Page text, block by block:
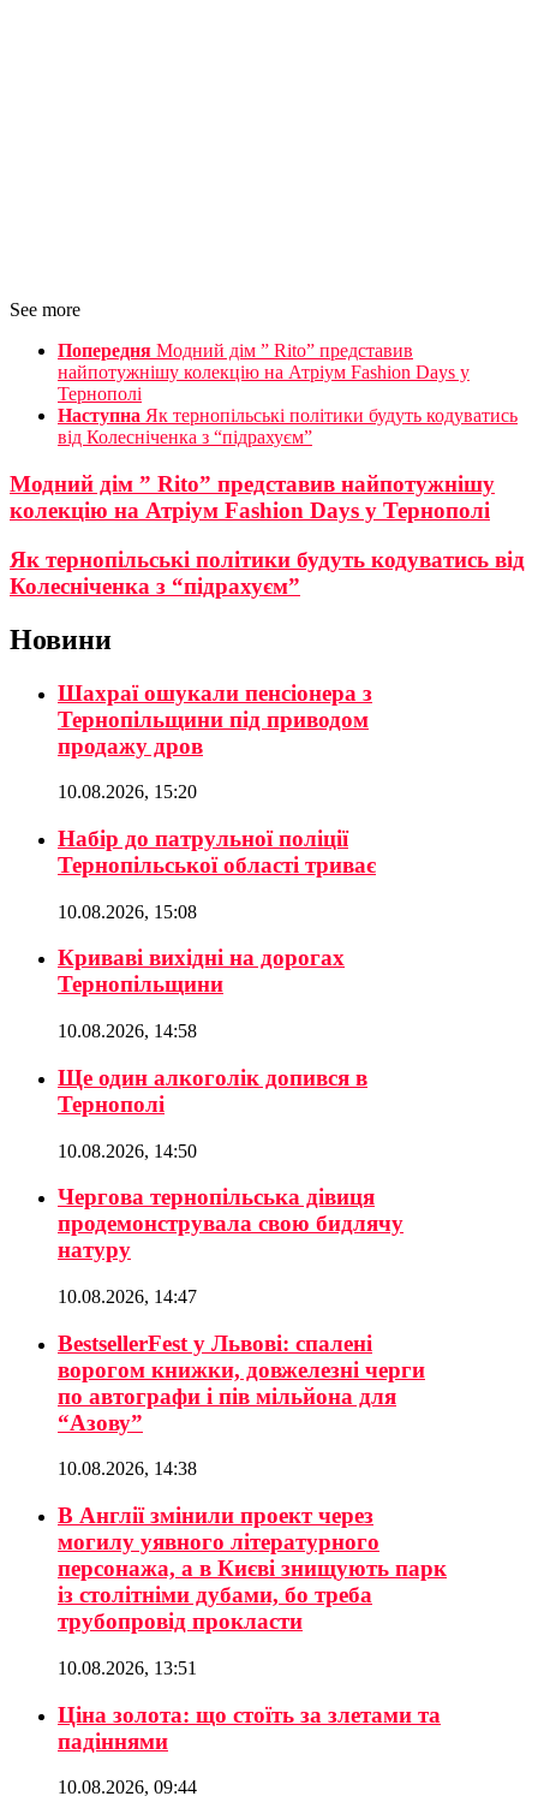
See more
Попередня Модний дім ” Rito” представив
найпотужнішу колекцію на Атріум Fashion Days у
Тернополі
Наступна Як тернопільські політики будуть кодуватись
від Колесніченка з “підрахуєм”
Модний дім ” Rito” представив найпотужнішу
колекцію на Атріум Fashion Days у Тернополі
Як тернопільські політики будуть кодуватись від
Колесніченка з “підрахуєм”
Новини
Шахраї ошукали пенсіонера з
Тернопільщини під приводом
продажу дров
10.08.2026, 15:20
Набір до патрульної поліції
Тернопільської області триває
10.08.2026, 15:08
Криваві вихідні на дорогах
Тернопільщини
10.08.2026, 14:58
Ще один алкоголік допився в
Тернополі
10.08.2026, 14:50
Чергова тернопільська дівиця
продемонструвала свою бидлячу
натуру
10.08.2026, 14:47
BestsellerFest у Львові: спалені
ворогом книжки, довжелезні черги
по автографи і пів мільйона для
“Азову”
10.08.2026, 14:38
В Англії змінили проект через
могилу уявного літературного
персонажа, а в Києві знищують парк
із столітніми дубами, бо треба
трубопровід прокласти
10.08.2026, 13:51
Ціна золота: що стоїть за злетами та
падіннями
10.08.2026, 09:44